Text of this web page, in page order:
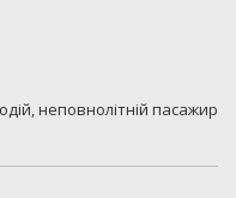
неповнолітній пасажир